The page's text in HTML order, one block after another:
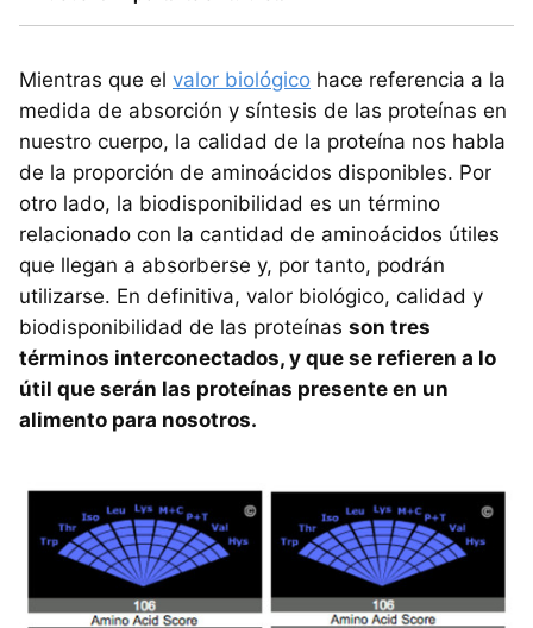
Mientras que el valor biológico hace referencia a la
medida de absorción y síntesis de las proteínas en
nuestro cuerpo, la calidad de la proteína nos habla
de la proporción de aminoácidos disponibles. Por
otro lado, la biodisponibilidad es un término
relacionado con la cantidad de aminoácidos útiles
que llegan a absorberse y, por tanto, podrán
utilizarse. En definitiva, valor biológico, calidad y
biodisponibilidad de las proteínas son tres
términos interconectados, y que se refieren a lo
útil que serán las proteínas presente en un
alimento para nosotros.